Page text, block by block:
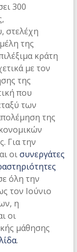
300
στελέχη
της
κράτη
με τον
της
που
των
της
Για την
οισυνεργάτες
όλη την
τον Ιούνιο
η
οι
μάθησης
.